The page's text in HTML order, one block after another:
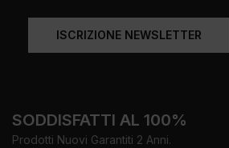
ISCRIZIONE NEWSLETTER
SODDISFATTI AL 100%
Prodotti Nuovi Garantiti 2 Anni.